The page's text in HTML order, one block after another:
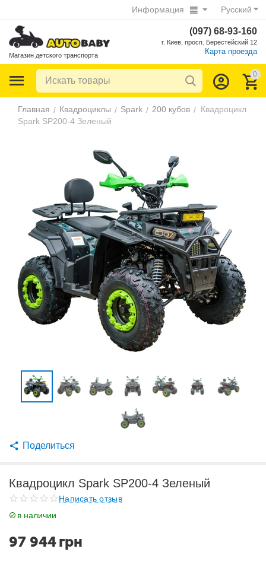
Русский
Информация
Магазин детского транспорта
(097) 68-93-160
г. Киев, просп. Берестейский 12
Карта проезда
0
Главная / Квадроциклы / Spark / 200 кубов / Квадроцикл
Spark SP200-4 Зеленый
Поделиться
Квадроцикл Spark SP200-4 Зеленый
Написать отзыв
в наличии
97 944грн